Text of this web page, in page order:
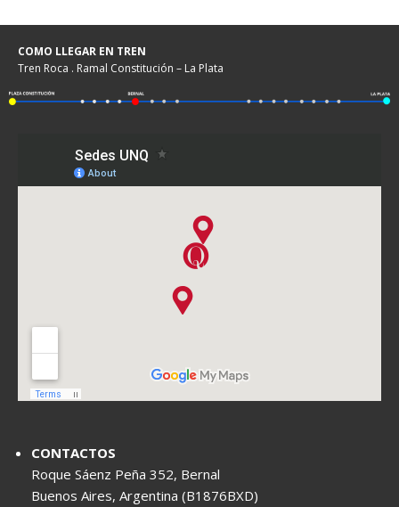
COMO LLEGAR EN TREN
Tren Roca . Ramal Constitución – La Plata
CONTACTOS
Roque Sáenz Peña 352, Bernal
Buenos Aires, Argentina (B1876BXD)